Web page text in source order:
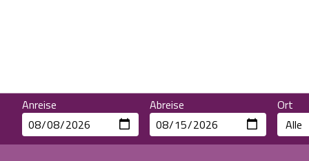
Anreise Abreise Ort